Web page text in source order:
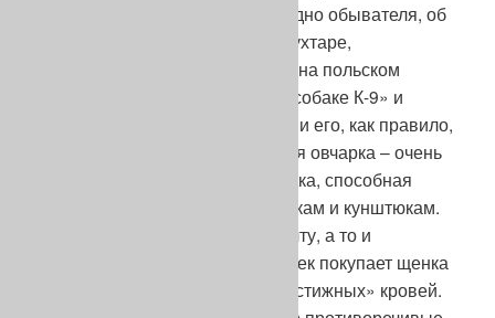
рядового гражданина, если угодно обывателя, об
этой породе? На киногероях Мухтаре,
Джульбарсе, если кто помнит – на польском
Цивиле, еще на «полицейской собаке К-9» и
прочих им подобных. В сознании его, как правило,
есть ясный стереотип: немецкая овчарка – очень
умная, смелая, преданная собака, способная
прямо-таки к невероятным трюкам и кунштюкам.
И вот, лелея в груди благую мечту, а то и
честолюбивые помыслы, человек покупает щенка
самых-пресамых голубых «престижных» кровей.